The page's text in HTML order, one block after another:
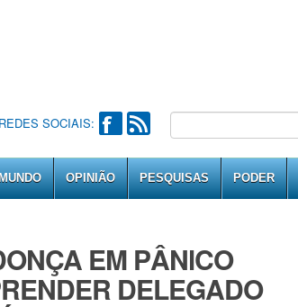
REDES SOCIAIS:
OPINIÃO PESQUISAS PODER
EM PÂNlCO
DELEGADO